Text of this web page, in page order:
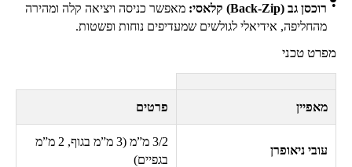
רוכסן גב (Back-Zip) קלאסי: מאפשר כניסה ויציאה קלה ומהירה
מהחליפה, אידיאלי לגולשים שמעדיפים נוחות ופשטות.
מפרט טכני
מאפיין פרטים
עובי ניאופרן
3/2
מ”מ (3 מ”מ בגוף, 2 מ”מ
בגפיים)